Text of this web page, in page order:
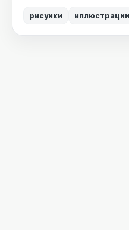
рисунки иллюстрации